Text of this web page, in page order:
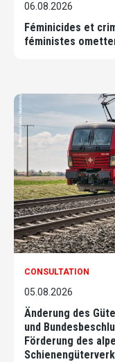
06.08.2026
Féminicides et
féministes
CONSULTATION
05.08.2026
Änderung des
und
Förderung des